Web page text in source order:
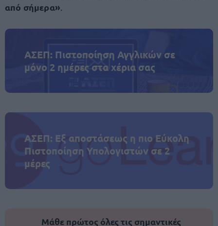
από σήμερα».
ΑΣΕΠ: Πιστοποίηση Αγγλικών σε
μόνο 2 ημέρες στα χέρια σας
ΑΣΕΠ: Εξ αποστάσεως η πιο Εύκολη
Πιστοποίηση Υπολογιστών σε 2
μέρες
Μάθε πρώτος όλες τις σημαντικές